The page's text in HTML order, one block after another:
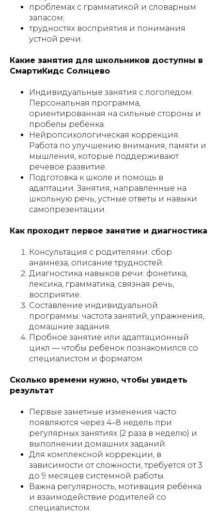
проблемах с грамматикой и словарным
запасом;
трудностях восприятия и понимания
устной речи.
Какие занятия для школьников доступны в
СмартиКидс Солнцево
Индивидуальные занятия с логопедом.
Персональная программа,
ориентированная на сильные стороны и
пробелы ребёнка.
Нейропсихологическая коррекция.
Работа по улучшению внимания, памяти и
мышления, которые поддерживают
речевое развитие.
Подготовка к школе и помощь в
адаптации. Занятия, направленные на
школьную речь, устные ответы и навыки
самопрезентации.
Как проходит первое занятие и диагностика
Консультация с родителями: сбор
анамнеза, описание трудностей.
Диагностика навыков речи: фонетика,
лексика, грамматика, связная речь,
восприятие.
Составление индивидуальной
программы: частота занятий, упражнения,
домашние задания.
Пробное занятие или адаптационный
цикл — чтобы ребёнок познакомился со
специалистом и форматом.
Сколько времени нужно, чтобы увидеть
результат
Первые заметные изменения часто
появляются через 4–8 недель при
регулярных занятиях (2 раза в неделю) и
выполнении домашних заданий.
Для комплексной коррекции, в
зависимости от сложности, требуется от 3
до 9 месяцев системной работы.
Важна регулярность, мотивация ребёнка
и взаимодействие родителей со
специалистом.